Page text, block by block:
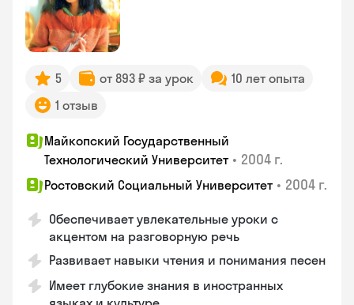
5 от 893 ₽ за урок
10 лет опыта
1 отзыв
Майкопский Государственный
Технологический Университет • 2004 г.
Ростовский Социальный Университет • 2004 г.
Обеспечивает увлекательные уроки с
акцентом на разговорную речь
Развивает навыки чтения и понимания песен
Имеет глубокие знания в иностранных